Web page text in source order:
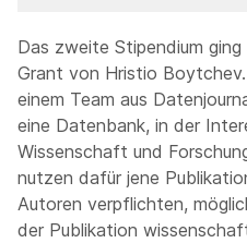
Das zweite Stipendium
Grant von Hristio
einem Team aus
eine Datenbank, in der
Wissenschaft und
nutzen dafür jene
Autoren verpflichten,
der Publikation